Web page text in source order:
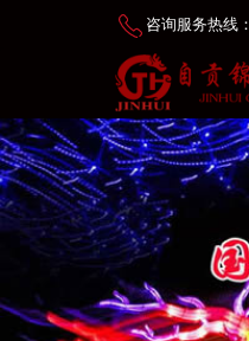
咨询服务热线：